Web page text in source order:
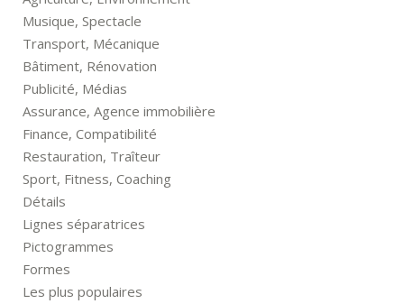
Musique, Spectacle
Transport, Mécanique
Bâtiment, Rénovation
Publicité, Médias
Assurance, Agence immobilière
Finance, Compatibilité
Restauration, Traîteur
Sport, Fitness, Coaching
Détails
Lignes séparatrices
Pictogrammes
Formes
Les plus populaires